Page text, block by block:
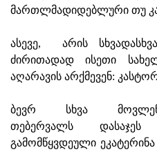
მართლმადიდებლური თუ
ასევე, არის
ძირითადად ისეთი
აღარავის არქმევენ:
ბევრ სხვა
თებერვალს
გამომწყვდეული